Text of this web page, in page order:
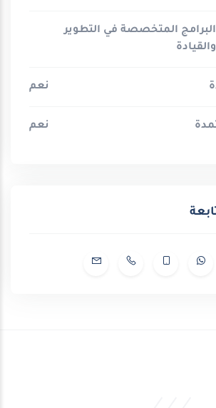
البرامج المتخصصة في التطوير
والقيادة
نعم
نعم